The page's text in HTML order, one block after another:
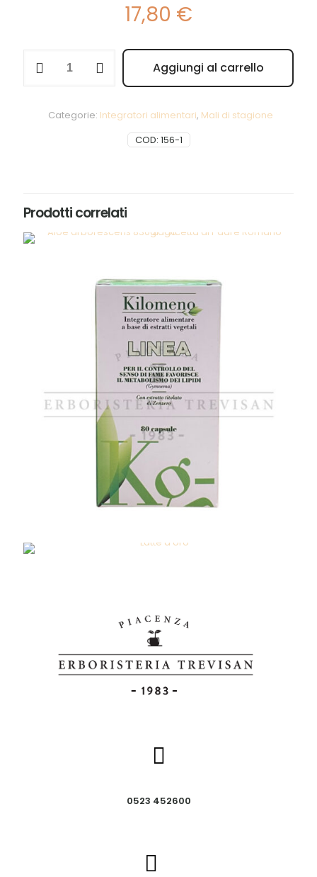
17,80 €
Aerobiotic
Aggiungi al carrello
Alternative:
COD: 156-1
Categorie: Integratori alimentari, Mali di stagione
Prodotti correlati
0523 452600